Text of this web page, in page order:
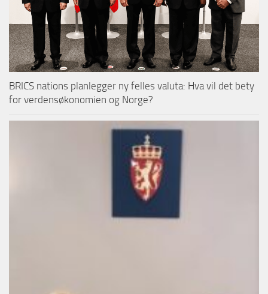
BRICS nations planlegger ny felles valuta: Hva vil det bety
for verdensøkonomien og Norge?